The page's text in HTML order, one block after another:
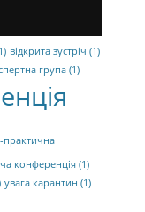
відкрита зустріч (1)
група (1)
практична
конференція (1)
увага карантин (1)